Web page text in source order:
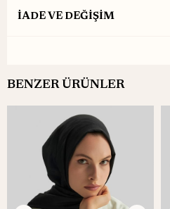
İADE VE DEĞİŞİM
BENZER ÜRÜNLER